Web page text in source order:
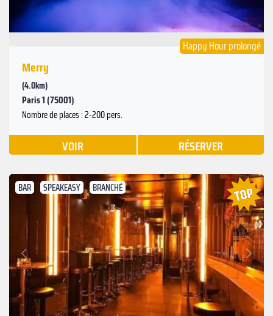
Happy Hour prolongé
Merry
(4.0km)
Paris 1 (75001)
Nombre de places : 2-200 pers.
VOIR RÉSERVER
BAR SPEAKEASY BRANCHÉ
Précédent
Suivant